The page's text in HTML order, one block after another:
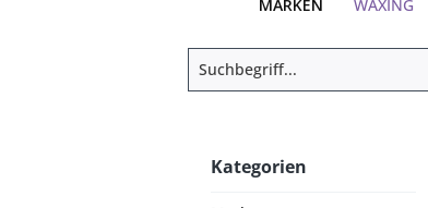
MARKEN WAXING
Kategorien